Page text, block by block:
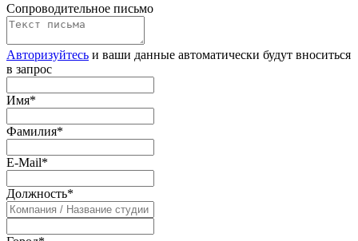
Сопроводительное письмо
Авторизуйтесь и ваши данные автоматически будут вноситься
в запрос
Имя*
Фамилия*
E-Mail*
Должность*